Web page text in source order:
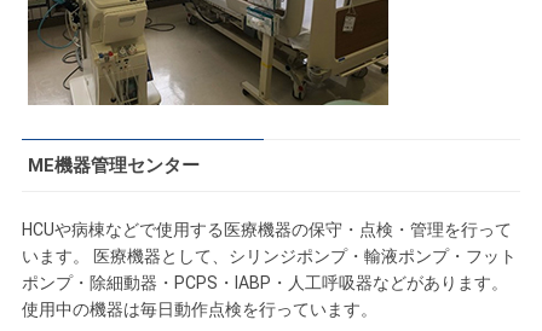
ME機器管理センター
HCUや病棟などで使用する医療機器の保守・点検・管理を行って
います。 医療機器として、シリンジポンプ・輸液ポンプ・フット
ポンプ・除細動器・PCPS・IABP・人工呼吸器などがあります。
使用中の機器は毎日動作点検を行っています。